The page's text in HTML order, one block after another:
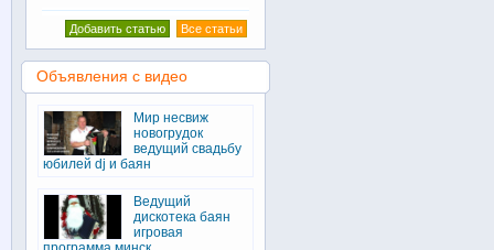
Все статьи
Добавить статью
Объявления с видео
Мир несвиж
новогрудок
ведущий свадьбу
юбилей dj и баян
Ведущий
дискотека баян
игровая